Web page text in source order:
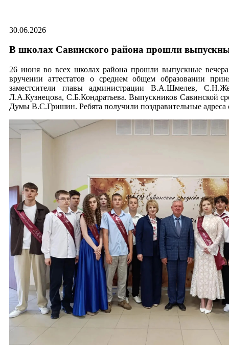
30.06.2026
В школах Савинского района прошли
26 июня во всех школах района прошли выпускные
вручении аттестатов о среднем общем образовании
заместсители главы администрации В.А.Шмелев,
Л.А.Кузнецова, С.Б.Кондратьева. Выпускников Савинской
Думы В.С.Гришин. Ребята получили поздравительные адреса